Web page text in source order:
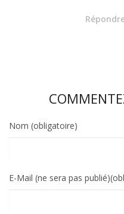
Nom (obligatoire)
E-Mail (ne sera pas